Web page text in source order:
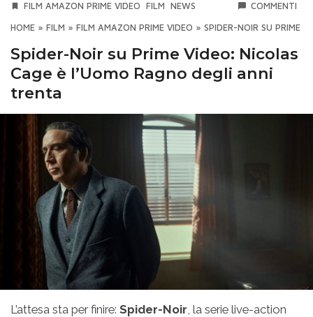
FILM AMAZON PRIME VIDEO
FILM NEWS COMMENTI
HOME » FILM » FILM AMAZON PRIME VIDEO » SPIDER-NOIR SU PRIME
Spider-Noir su Prime Video: Nicolas
Cage è l’Uomo Ragno degli anni
trenta
L’attesa sta per finire: Spider-Noir , la serie live-action